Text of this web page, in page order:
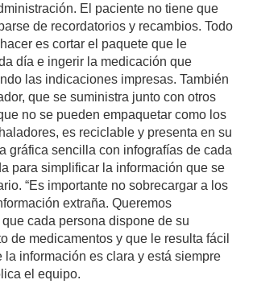
El paciente no tiene que
de recordatorios y recambios. Todo
es cortar el paquete que le
día e ingerir la medicación que
las indicaciones impresas. También
que se suministra junto con otros
no se pueden empaquetar como los
es reciclable y presenta en su
gráfica sencilla con infografías de cada
para simplificar la información que se
“Es importante no sobrecargar a los
extraña. Queremos
cada persona dispone de su
de medicamentos y que le resulta fácil
la información es clara y está siempre
el equipo.